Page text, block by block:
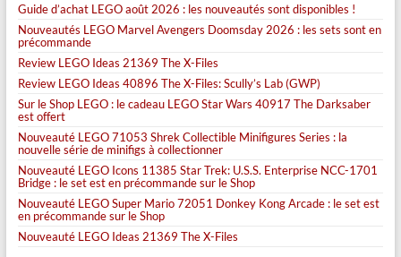
Guide d’achat LEGO août 2026 : les nouveautés sont disponibles !
Nouveautés LEGO Marvel Avengers Doomsday 2026 : les sets sont en
précommande
Review LEGO Ideas 21369 The X-Files
Review LEGO Ideas 40896 The X-Files: Scully’s Lab (GWP)
Sur le Shop LEGO : le cadeau LEGO Star Wars 40917 The Darksaber
est offert
Nouveauté LEGO 71053 Shrek Collectible Minifigures Series : la
nouvelle série de minifigs à collectionner
Nouveauté LEGO Icons 11385 Star Trek: U.S.S. Enterprise NCC-1701
Bridge : le set est en précommande sur le Shop
Nouveauté LEGO Super Mario 72051 Donkey Kong Arcade : le set est
en précommande sur le Shop
Nouveauté LEGO Ideas 21369 The X-Files